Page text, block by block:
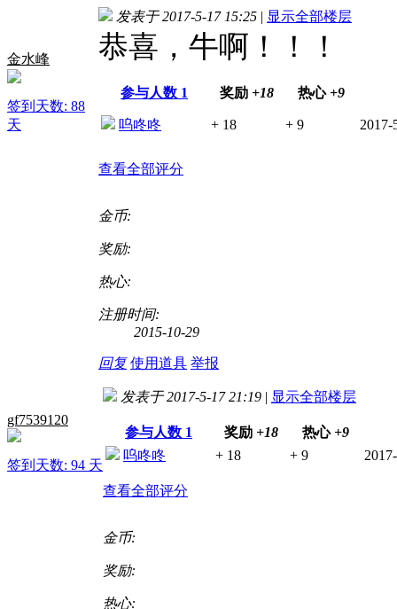
金水峰
签到天数: 88
天
发表于 2017-5-17 15:25 | 显示全部楼层
恭喜，牛啊！！！
参与人数 1 奖励 +18 热心 +9
呜咚咚 + 18 + 9 2017-
查看全部评分
金币:
奖励:
热心:
注册时间:
2015-10-29
回复 使用道具 举报
gf7539120
签到天数: 94 天
发表于 2017-5-17 21:19 | 显示全部楼层
参与人数 1 奖励 +18 热心 +9
呜咚咚
+ 18 + 9
查看全部评分
金币:
奖励:
热心: